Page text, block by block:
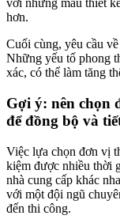
với những mẫu thiết
hơn.
Cuối cùng, yêu cầu
Những yếu tố phong
xác, có thể làm tăng
Gợi ý: nên chọn
để đồng bộ và
Việc lựa chọn đơn vị
kiệm được nhiều thời
nhà cung cấp khác
với một đội ngũ
đến thi công.